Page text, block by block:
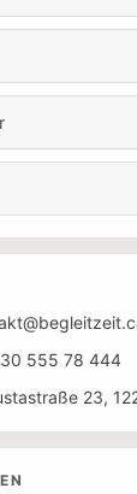
555 78 444
23,